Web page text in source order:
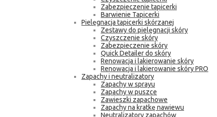
Zabezpieczenie tapicerki
Barwienie Tapicerki
Pielęgnacja tapicerki skórzanej
Zestawy do pielęgnacji skóry
Czyszczenie skóry
Zabezpieczenie skóry
Quick Detailer do skóry
Renowacja i lakierowanie skóry
Renowacja i lakierowanie skóry PRO
Zapachy i neutralizatory
Zapachy w sprayu
Zapachy w puszce
Zawieszki zapachowe
Zapachy na kratkę nawiewu
Neutralizatory zapachów